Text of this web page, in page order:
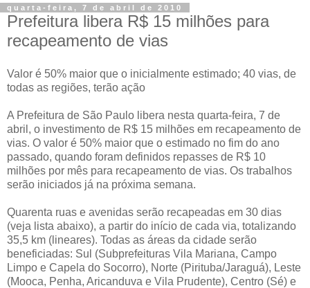
quarta-feira, 7 de abril de 2010
Prefeitura libera R$ 15 milhões para
recapeamento de vias
Valor é 50% maior que o inicialmente estimado; 40 vias, de
todas as regiões, terão ação
A Prefeitura de São Paulo libera nesta quarta-feira, 7 de
abril, o investimento de R$ 15 milhões em recapeamento de
vias. O valor é 50% maior que o estimado no fim do ano
passado, quando foram definidos repasses de R$ 10
milhões por mês para recapeamento de vias. Os trabalhos
serão iniciados já na próxima semana.
Quarenta ruas e avenidas serão recapeadas em 30 dias
(veja lista abaixo), a partir do início de cada via, totalizando
35,5 km (lineares). Todas as áreas da cidade serão
beneficiadas: Sul (Subprefeituras Vila Mariana, Campo
Limpo e Capela do Socorro), Norte (Pirituba/Jaraguá), Leste
(Mooca, Penha, Aricanduva e Vila Prudente), Centro (Sé) e